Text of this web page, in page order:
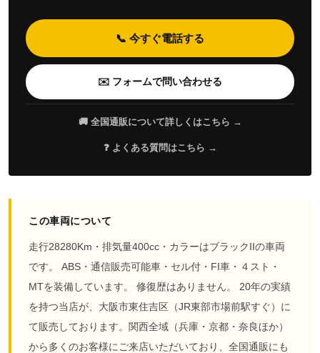
📞 今すぐ電話する
✉️ フォームで問い合わせる
🚚 全国通販について詳しくはこちら →
❓ よくある質問はこちら →
この車両について
走行28280Km・排気量400cc・カラーはブラックIIの車両
です。 ABS・通信販売可能車・セル付・FI車・４スト・
MTを装備しています。 修復歴はありません。 20年の実績
を持つ当店が、大阪市東住吉区（JR東部市場前駅すぐ）に
て販売しております。関西全域（兵庫・京都・奈良ほか）
から多くのお客様にご来店いただいており、全国通販にも